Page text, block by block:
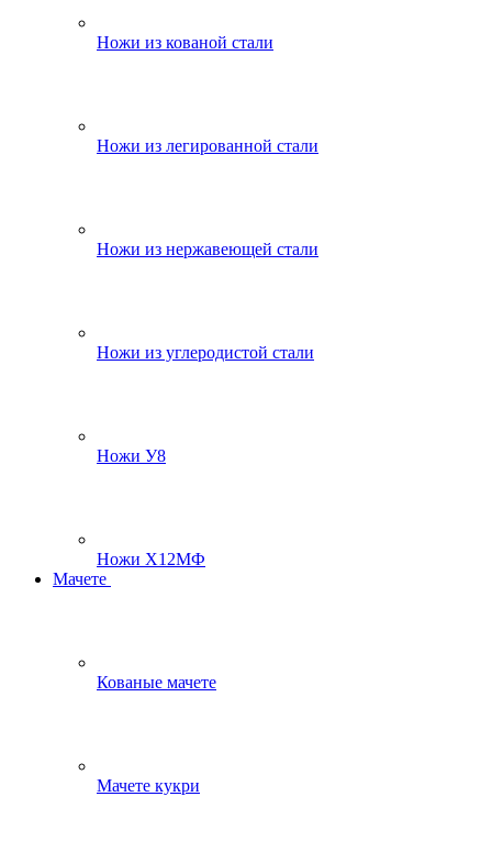
Ножи из кованой стали
Ножи из легированной стали
Ножи из нержавеющей стали
Ножи из углеродистой стали
Ножи У8
Ножи Х12МФ
Мачете
Кованые мачете
Мачете кукри